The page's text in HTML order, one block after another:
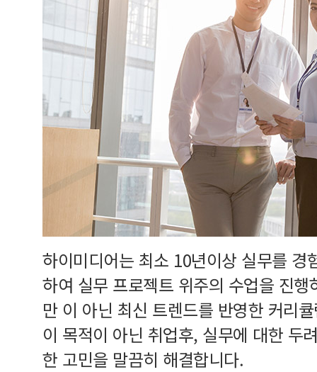
하이미디어는 최소 10년이상 실무를 경
하여 실무 프로젝트 위주의 수업을 진
만 이 아닌 최신 트렌드를 반영한 커리
이 목적이 아닌 취업후, 실무에 대한 두
한 고민을 말끔히 해결합니다.